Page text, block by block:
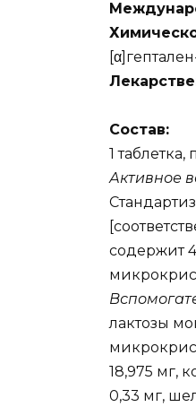
Состав:
1
Активное
содержит
лактозы
18,975 мг,
0,33 мг,